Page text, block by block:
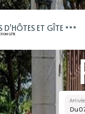
D'HÔTES ET GÎTE
GÎTE
Arrivée
Du